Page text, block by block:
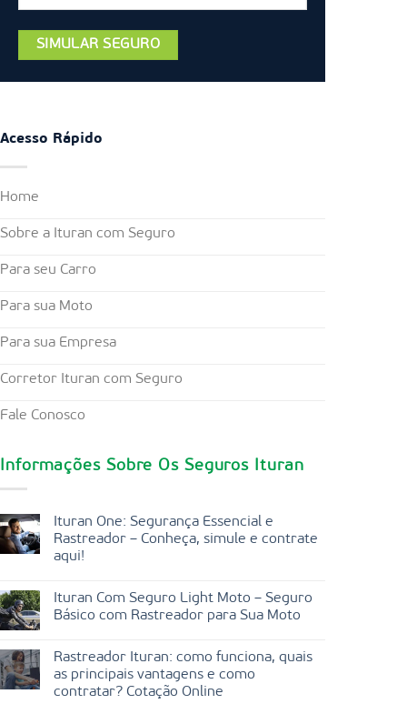
Acesso Rápido
Home
Sobre a Ituran com Seguro
Para seu Carro
Para sua Moto
Para sua Empresa
Corretor Ituran com Seguro
Fale Conosco
Informações Sobre Os Seguros Ituran
Ituran One: Segurança Essencial e
Rastreador – Conheça, simule e contrate
aqui!
Ituran Com Seguro Light Moto – Seguro
Básico com Rastreador para Sua Moto
Rastreador Ituran: como funciona, quais
as principais vantagens e como
contratar? Cotação Online